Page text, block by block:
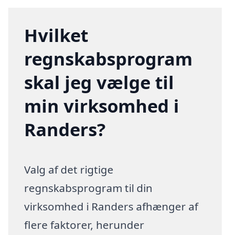
Hvilket
regnskabsprogram
skal jeg vælge til
min virksomhed i
Randers?
Valg af det rigtige
regnskabsprogram til din
virksomhed i Randers afhænger af
flere faktorer, herunder